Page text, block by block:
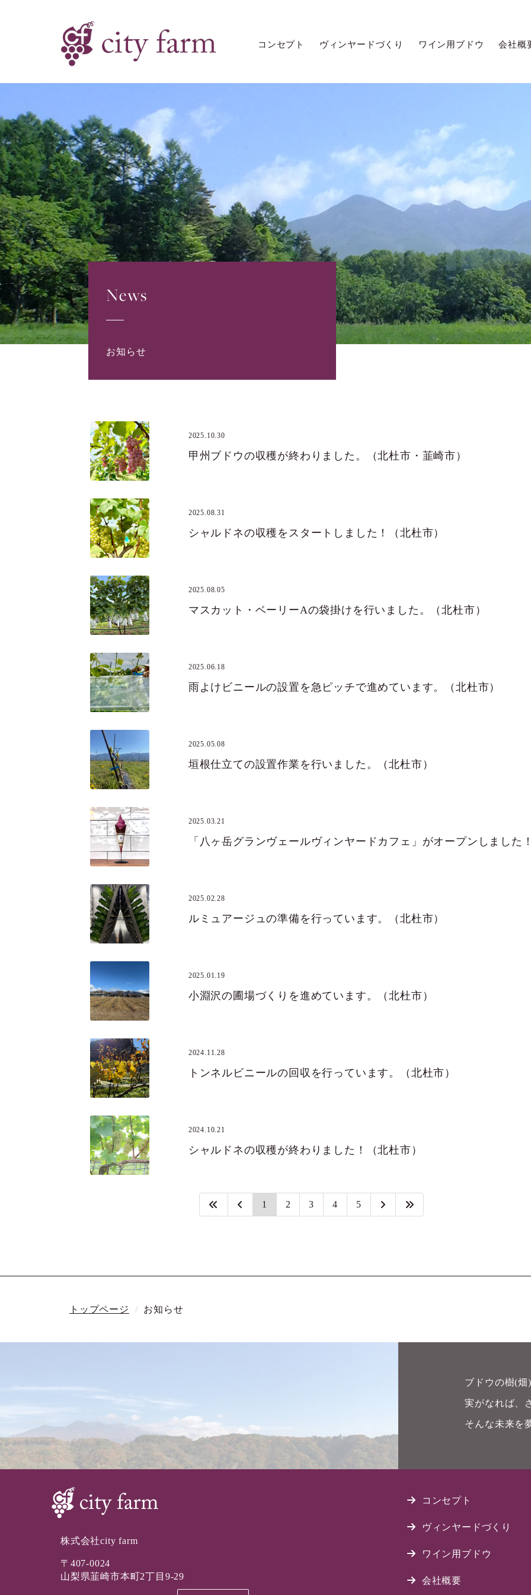
コンセプト ヴィンヤードづくり ワイン用ブドウ 会社概
News
お知らせ
2025.10.30
甲州ブドウの収穫が終わりました。（北杜市・韮崎市）
2025.08.31
シャルドネの収穫をスタートしました！（北杜市）
2025.08.05
マスカット・ベーリーAの袋掛けを行いました。（北杜市）
2025.06.18
雨よけビニールの設置を急ピッチで進めています。（北杜市）
2025.05.08
垣根仕立ての設置作業を行いました。（北杜市）
2025.03.21
2025.02.28
ルミュアージュの準備を行っています。（北杜市）
2025.01.19
小淵沢の圃場づくりを進めています。（北杜市）
2024.11.28
トンネルビニールの回収を行っています。（北杜市）
2024.10.21
シャルドネの収穫が終わりました！（北杜市）
1 2 3 4 5
トップページ お知らせ
ブドウの樹(畑
実がなれば、
そんな未来を
株式会社city farm
〒407-0024
山梨県韮崎市本町2丁目9-29
コンセプト
ヴィンヤードづくり
ワイン用ブドウ
会社概要